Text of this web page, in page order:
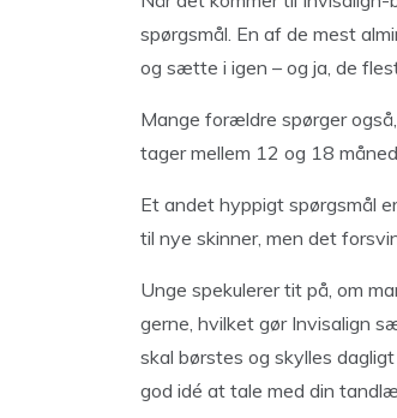
spørgsmål. En af de mest
og sætte i igen – og ja, de
Mange forældre spørger
tager mellem 12 og 18
Et andet hyppigt spørgsmål
til nye skinner, men det
Unge spekulerer tit på, om
gerne, hvilket gør Invisalign
skal børstes og skylles
god idé at tale med din